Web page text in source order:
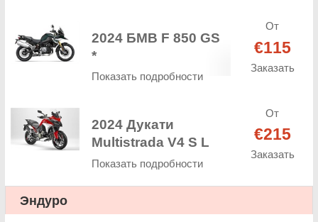
2024 БМВ F 850 GS
*
Показать подробности
От
€115
Заказать
2024 Дукати
Multistrada V4 S L
Показать подробности
От
€215
Заказать
Эндуро